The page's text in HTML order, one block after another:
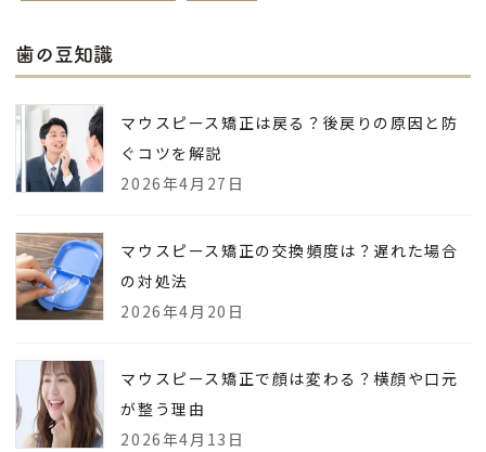
歯の豆知識
マウスピース矯正は戻る？後戻りの原因と防
ぐコツを解説
2026年4月27日
マウスピース矯正の交換頻度は？遅れた場合
の対処法
2026年4月20日
マウスピース矯正で顔は変わる？横顔や口元
が整う理由
2026年4月13日